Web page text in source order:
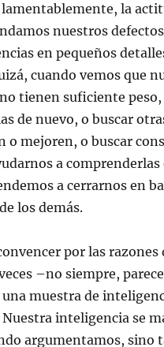
lamentablemente, la
nuestros
en pequeños
cuando vemos que
tienen suficiente peso,
de nuevo, o buscar
o mejoren, o buscar
a
a cerrarnos en
los demás.
por las razones
–no siempre,
muestra de
inteligencia se
argumentamos, sino